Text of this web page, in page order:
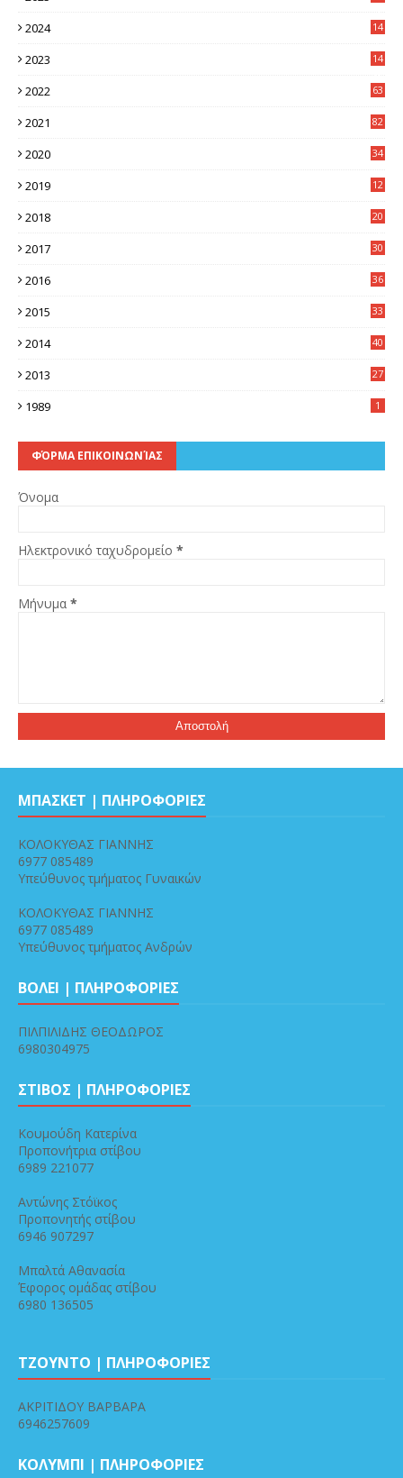
2024
14
2023
14
2022 63
2021 82
2020 34
2019
12
2018
20
2017
30
2016
36
2015
33
2014
40
2013
27
1989 1
ΦΌΡΜΑ ΕΠΙΚΟΙΝΩΝΊΑΣ
Όνομα
Ηλεκτρονικό ταχυδρομείο *
Μήνυμα *
ΜΠΑΣΚΕΤ | ΠΛΗΡΟΦΟΡΙΕΣ
ΚΟΛΟΚΥΘΑΣ ΓΙΑΝΝΗΣ
6977 085489
Υπεύθυνος τμήματος Γυναικών
ΚΟΛΟΚΥΘΑΣ ΓΙΑΝΝΗΣ
6977 085489
Υπεύθυνος τμήματος Ανδρών
ΒΟΛΕΙ | ΠΛΗΡΟΦΟΡΙΕΣ
ΠΙΛΠΙΛΙΔΗΣ ΘΕΟΔΩΡΟΣ
6980304975
ΣΤΙΒΟΣ | ΠΛΗΡΟΦΟΡΙΕΣ
Κουμούδη Κατερίνα
Προπονήτρια στίβου
6989 221077
Αντώνης Στόϊκος
Προπονητής στίβου
6946 907297
Μπαλτά Αθανασία
Έφορος ομάδας στίβου
6980 136505
ΤΖΟΥΝΤΟ | ΠΛΗΡΟΦΟΡΙΕΣ
ΑΚΡΙΤΙΔΟΥ ΒΑΡΒΑΡΑ
6946257609
ΚΟΛΥΜΠΙ | ΠΛΗΡΟΦΟΡΙΕΣ